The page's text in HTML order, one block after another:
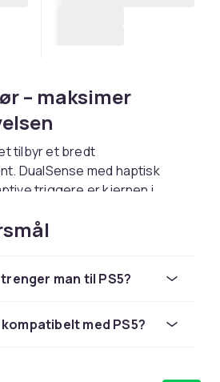
– maksimer
tilbyr et bredt
DualSense med haptisk
triggere er kjernen i
3D Wireless er optimert
En M.2 NVMe SSD utvider
man til PS5?
med PS5?